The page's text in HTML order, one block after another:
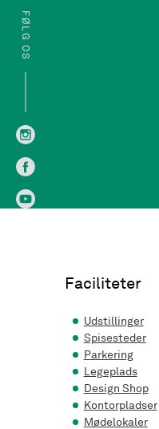
FØLG OS
Faciliteter
Udstillinger
Spisesteder
Parkering
Legeplads
Design Shop
Kontorpladser
Mødelokaler